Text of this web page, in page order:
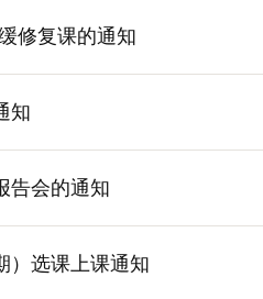
修复课的通知
知
告会的通知
）选课上课通知